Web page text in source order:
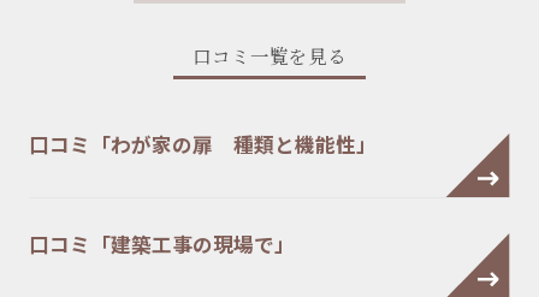
口コミ一覧を見る
口コミ「わが家の扉 種類と機能性」
口コミ「建築工事の現場で」